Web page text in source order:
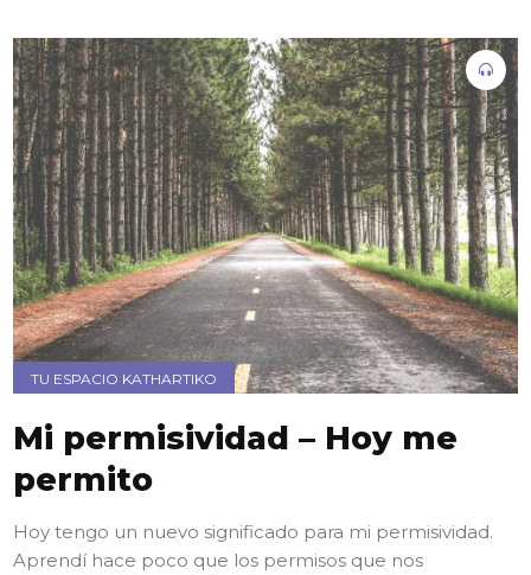
TU ESPACIO KATHARTIKO
Mi permisividad – Hoy me
permito
Hoy tengo un nuevo significado para mi permisividad.
Aprendí hace poco que los permisos que nos